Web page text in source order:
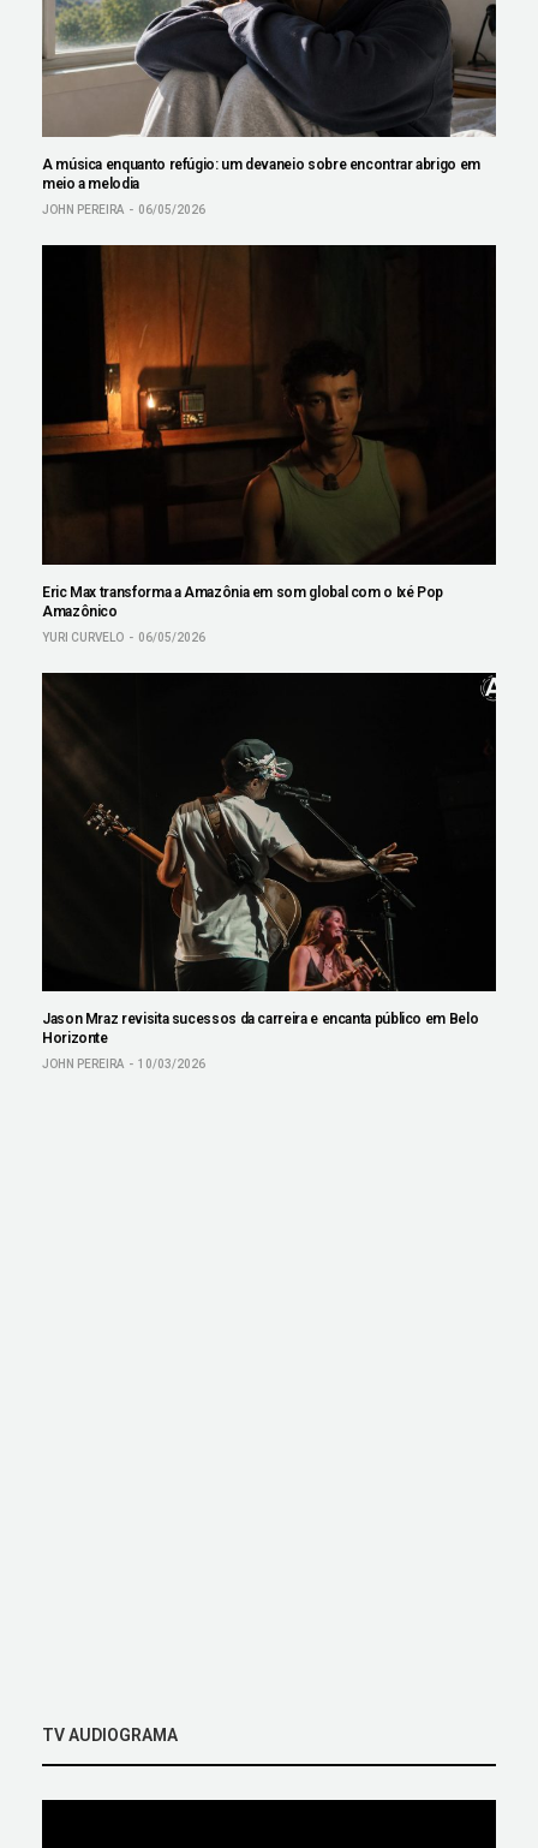
A música enquanto refúgio: um devaneio sobre encontrar abrigo em
meio a melodia
JOHN PEREIRA 06/05/2026
Eric Max transforma a Amazônia em som global com o Ixé Pop
Amazônico
YURI CURVELO 06/05/2026
Jason Mraz revisita sucessos da carreira e encanta público em Belo
Horizonte
JOHN PEREIRA 10/03/2026
TV AUDIOGRAMA